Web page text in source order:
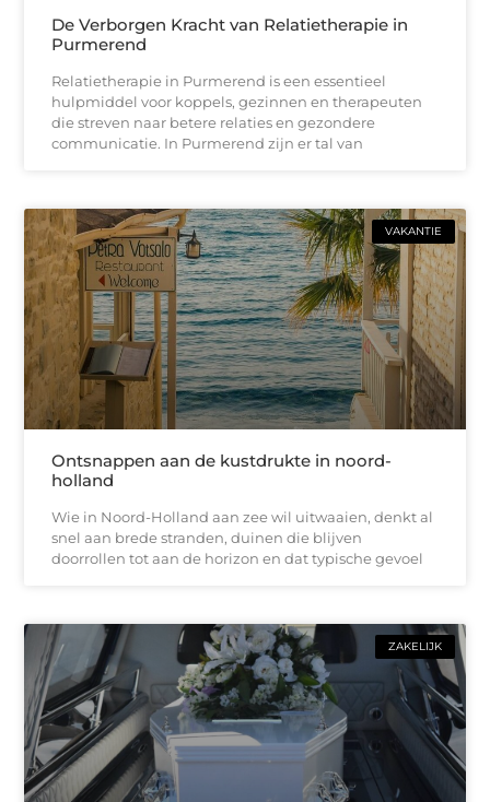
De Verborgen Kracht van Relatietherapie in
Purmerend
Relatietherapie in Purmerend is een essentieel
hulpmiddel voor koppels, gezinnen en therapeuten
die streven naar betere relaties en gezondere
communicatie. In Purmerend zijn er tal van
VAKANTIE
Ontsnappen aan de kustdrukte in noord-
holland
Wie in Noord-Holland aan zee wil uitwaaien, denkt al
snel aan brede stranden, duinen die blijven
doorrollen tot aan de horizon en dat typische gevoel
ZAKELIJK